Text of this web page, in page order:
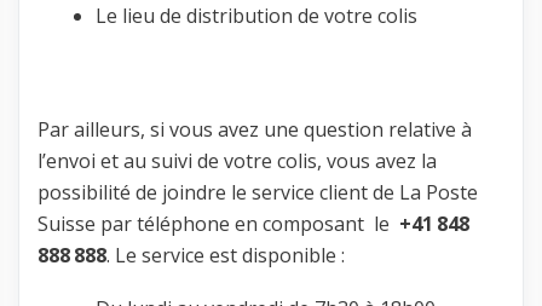
Le lieu de distribution de votre colis
Par ailleurs, si vous avez une question relative à
l’envoi et au suivi de votre colis, vous avez la
possibilité de joindre le service client de La Poste
Suisse par téléphone en composant le +41 848
888 888. Le service est disponible :